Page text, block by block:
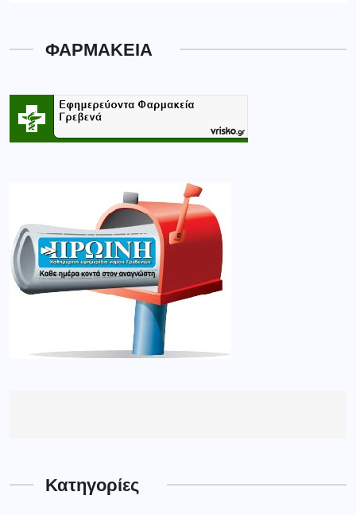
ΦΑΡΜΑΚΕΙΑ
Κατηγορίες